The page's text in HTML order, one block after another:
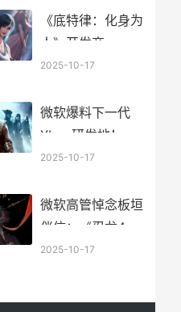
《底特律：化身为
人》开发商
Quantic Dream在
败传统的多人竞技
游戏 底特律化身
为人完美结局攻略
2025-10-17
微软爆料下一代
Xbox研发地！神
奇实验室第一次公
2025-10-17
微软高管悼念板垣
伴信：《忍龙4》
将延续他的遗产
2025-10-17